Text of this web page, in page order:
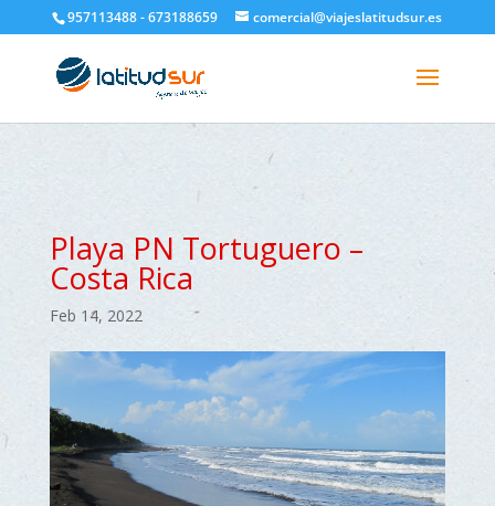
google-site-verification=H6A6AFFbXLQPnewL7da5KWjTFeKytP3gbsCfUlQl-
3k
957113488 - 673188659 comercial@viajeslatitudsur.es
Playa PN Tortuguero –
Costa Rica
Feb 14, 2022